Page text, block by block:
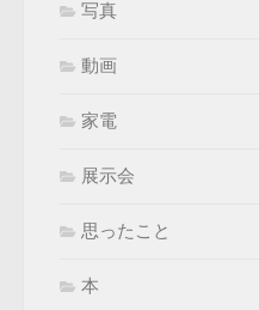
写真
動画
家電
展示会
思ったこと
本